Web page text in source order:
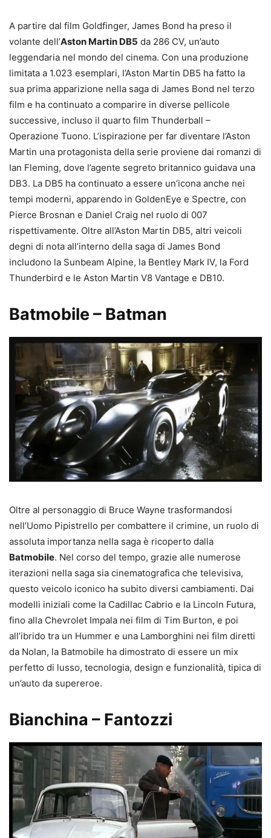
A partire dal film Goldfinger, James Bond ha preso il
volante dell’Aston Martin DB5 da 286 CV, un’auto
leggendaria nel mondo del cinema. Con una produzione
limitata a 1.023 esemplari, l’Aston Martin DB5 ha fatto la
sua prima apparizione nella saga di James Bond nel terzo
film e ha continuato a comparire in diverse pellicole
successive, incluso il quarto film Thunderball –
Operazione Tuono. L’ispirazione per far diventare l’Aston
Martin una protagonista della serie proviene dai romanzi di
Ian Fleming, dove l’agente segreto britannico guidava una
DB3. La DB5 ha continuato a essere un’icona anche nei
tempi moderni, apparendo in GoldenEye e Spectre, con
Pierce Brosnan e Daniel Craig nel ruolo di 007
rispettivamente. Oltre all’Aston Martin DB5, altri veicoli
degni di nota all’interno della saga di James Bond
includono la Sunbeam Alpine, la Bentley Mark IV, la Ford
Thunderbird e le Aston Martin V8 Vantage e DB10.
Batmobile – Batman
Oltre al personaggio di Bruce Wayne trasformandosi
nell’Uomo Pipistrello per combattere il crimine, un ruolo di
assoluta importanza nella saga è ricoperto dalla
Batmobile. Nel corso del tempo, grazie alle numerose
iterazioni nella saga sia cinematografica che televisiva,
questo veicolo iconico ha subito diversi cambiamenti. Dai
modelli iniziali come la Cadillac Cabrio e la Lincoln Futura,
fino alla Chevrolet Impala nei film di Tim Burton, e poi
all’ibrido tra un Hummer e una Lamborghini nei film diretti
da Nolan, la Batmobile ha dimostrato di essere un mix
perfetto di lusso, tecnologia, design e funzionalità, tipica di
un’auto da supereroe.
Bianchina – Fantozzi